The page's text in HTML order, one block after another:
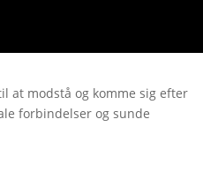
at modstå og komme sig efter
forbindelser og sunde